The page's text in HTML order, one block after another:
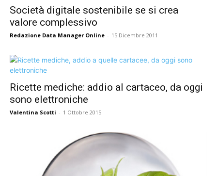
Società digitale sostenibile se si crea
valore complessivo
Redazione Data Manager Online - 15 Dicembre 2011
Ricette mediche: addio al cartaceo, da oggi
sono elettroniche
Valentina Scotti - 1 Ottobre 2015